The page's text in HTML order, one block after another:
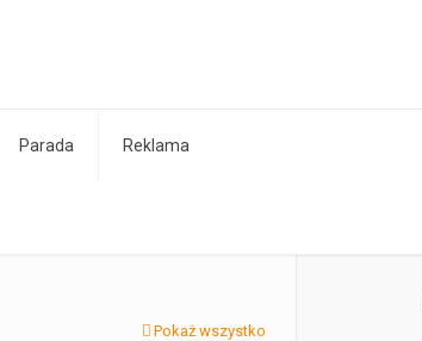
Parada Reklama
Pokaż wszystko